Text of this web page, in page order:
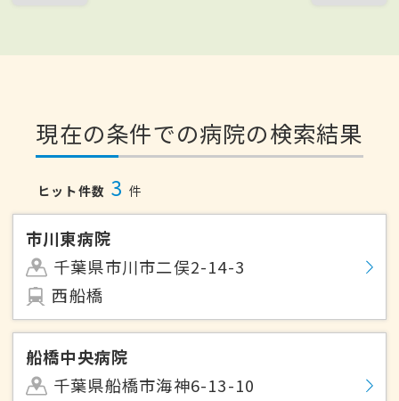
現在の条件での病院の検索結果
ヒット件数 3 件
市川東病院
千葉県市川市二俣2-14-3
西船橋
船橋中央病院
千葉県船橋市海神6-13-10